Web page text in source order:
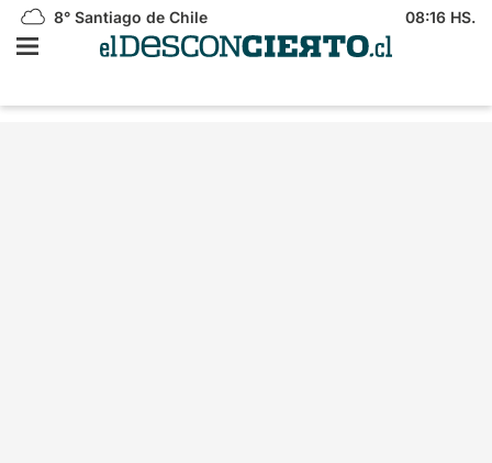
8° Santiago de Chile 08:16 HS.